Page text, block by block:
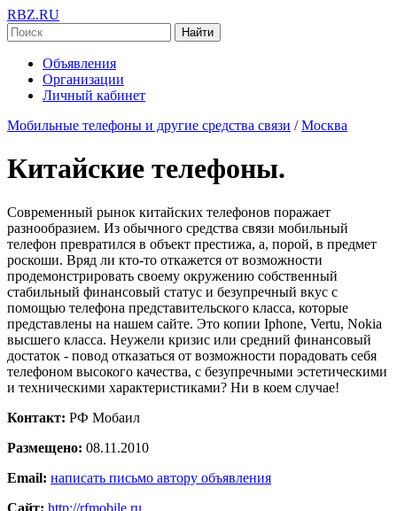
RBZ.RU
Найти
Объявления
Организации
Личный кабинет
Мобильные телефоны и другие средства связи / Москва
Китайские телефоны.
Современный рынок китайских телефонов поражает
разнообразием. Из обычного средства связи мобильный
телефон превратился в объект престижа, а, порой, в предмет
роскоши. Вряд ли кто-то откажется от возможности
продемонстрировать своему окружению собственный
стабильный финансовый статус и безупречный вкус с
помощью телефона представительского класса, которые
представлены на нашем сайте. Это копии Iphone, Vertu, Nokia
высшего класса. Неужели кризис или средний финансовый
достаток - повод отказаться от возможности порадовать себя
телефоном высокого качества, с безупречными эстетическими
и техническими характеристиками? Ни в коем случае!
Контакт: РФ Мобаил
Размещено: 08.11.2010
Email: написать письмо автору объявления
Сайт: http://rfmobile.ru